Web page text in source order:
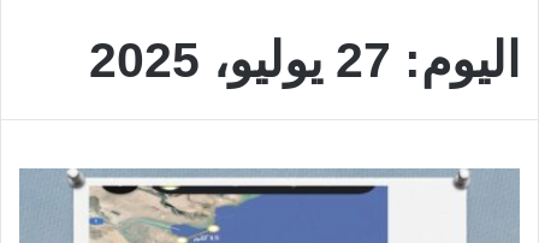
اليوم: 27 يوليو، 2025